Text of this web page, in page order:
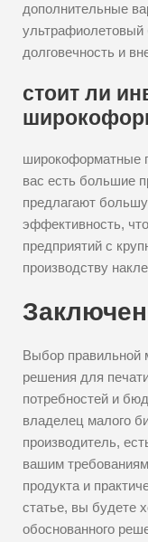
дополнительные
ультрафиолетовый
долговечность и
стоит ли
широкоформатные
вас есть большие
предлагают
эффективность,
предприятий с
производству
Выбор правильной
решения для
потребностей и
владелец малого
производитель,
вашим
продукта и
статье, вы будете
обоснованного